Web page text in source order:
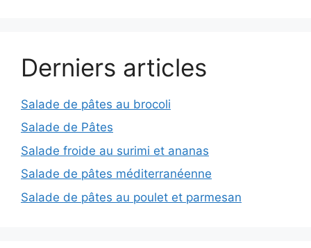
Derniers articles
Salade de pâtes au brocoli
Salade de Pâtes
Salade froide au surimi et ananas
Salade de pâtes méditerranéenne
Salade de pâtes au poulet et parmesan